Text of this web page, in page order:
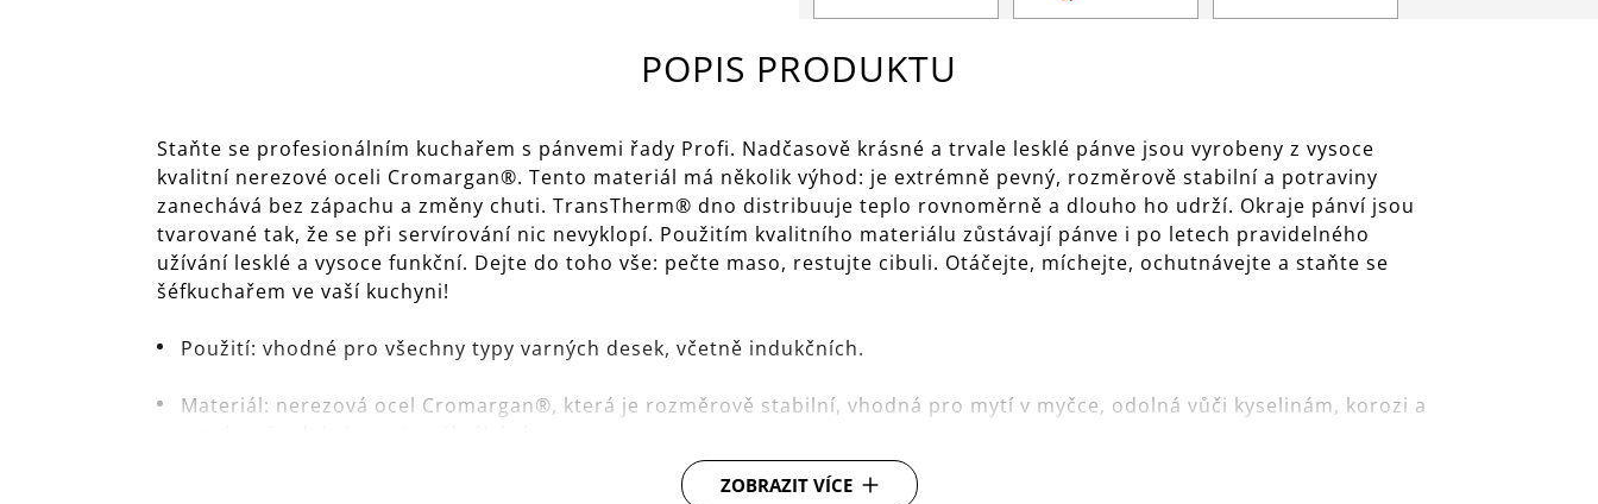
POPIS PRODUKTU
Staňte se profesionálním kuchařem s pánvemi řady Profi. Nadčasově krásné a trvale lesklé pánve jsou vyrobeny z vysoce
kvalitní nerezové oceli Cromargan®. Tento materiál má několik výhod: je extrémně pevný, rozměrově stabilní a potraviny
zanechává bez zápachu a změny chuti. TransTherm® dno distribuuje teplo rovnoměrně a dlouho ho udrží. Okraje pánví jsou
tvarované tak, že se při servírování nic nevyklopí. Použitím kvalitního materiálu zůstávají pánve i po letech pravidelného
užívání lesklé a vysoce funkční. Dejte do toho vše: pečte maso, restujte cibuli. Otáčejte, míchejte, ochutnávejte a staňte se
šéfkuchařem ve vaší kuchyni!
Použití: vhodné pro všechny typy varných desek, včetně indukčních.
Materiál: nerezová ocel Cromargan®, která je rozměrově stabilní, vhodná pro mytí v myčce, odolná vůči kyselinám, korozi a
ZOBRAZIT VÍCE